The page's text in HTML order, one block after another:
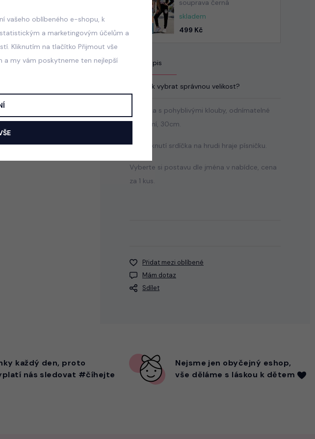
souprava černá
skladem
499 Kč
Popis
Jak vybrat správnou velikost?
Panenka s pohyblivými klouby, odnímatelné
oblečení, 30cm.
Po stisknutí srdíčka na hrudi hraje písničku.
Vyberte si postavu dle jména v nabídce, cena
za 1 kus.
Přidat mezi oblíbené
Mám dotaz
Sdílet
každý den, proto
nás sledovat #číhejte
Nejsme jen obyčejný eshop,
vše děláme s láskou k dětem
vašeho oblíbeného e-shopu, k
a marketingovým účelům a
Kliknutím na tlačítko Přijmout vše
a my vám poskytneme ten nejlepší